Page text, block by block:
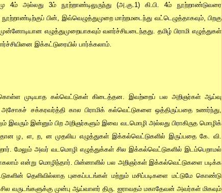
4ம் அல்லது 3ம் நூற்றாண்டிலுருந்து (அ.கு.1) கி.பி. 4ம் நூற்றாண்டுவரை
பின், இவ்வெழுத்துமுறை மாற்றமடைந்து வட்டெழுத்தாகவும், பிறகு
எழுத்துமுறையாகவும் வளர்ச்சியடைந்தது. தமிழ் பிராமி எழுத்துகள்
இக்கட்டுரையில் பார்க்கலாம்.
முடியாத கல்வெட்டுகள் கிடைத்தன. இவற்றைப் பல அறிஞர்கள் ஆய்வு
சக்கரவர்த்தி கால பிராமிக் கல்வெட்டுகளை ஒத்திருப்பதை உணர்ந்து,
இவரும் இன்னும் பிற அறிஞர்களும் இவை வடமொழி அல்லது பிராகிருத மொழிக்
ழ, ள, ற, ன முதலிய எழுத்துகள் இக்கல்வெட்டுகளில் இருப்பதை கே. வி.
மேலும் அவர் வடமொழி எழுத்துக்கள் சில இக்கல்வெட்டுகளில் இடம்பெறாமல்
என்று மொழிந்தார். பின்னாளில் பல அறிஞர்கள் இக்கல்வெட்டுகளை படிக்க
தெளிவில்லாத புகைப்படங்கள் மற்றும் மசிப்படிகளை மட்டுமே கொண்டு
வருடங்களுக்கு முன்பு ஆய்வாளர் திரு. ஐராவதம் மகாதேவன் அவர்கள் மிகவும்